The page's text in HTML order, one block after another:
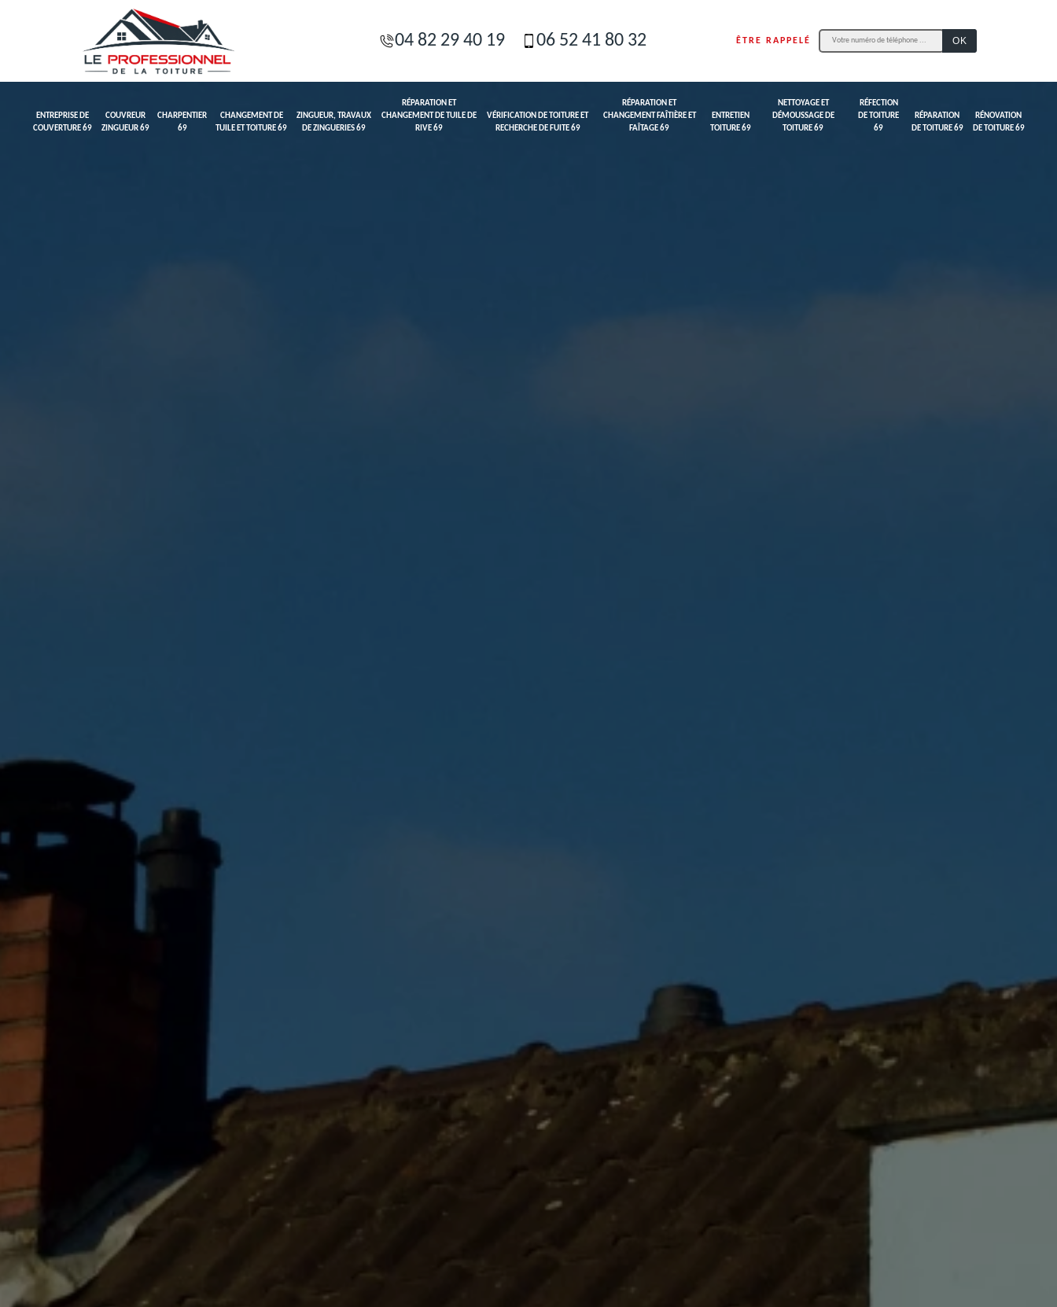
04 82 29 40 19 06 52 41 80 32 ÊTRE RAPPELÉ
ENTREPRISE DE
COUVERTURE 69
COUVREUR
ZINGUEUR 69
CHARPENTIER
69
CHANGEMENT DE
TUILE ET TOITURE 69
ZINGUEUR, TRAVAUX
DE ZINGUERIES 69
RÉPARATION ET
CHANGEMENT DE TUILE DE
RIVE 69
VÉRIFICATION DE TOITURE ET
RECHERCHE DE FUITE 69
RÉPARATION ET
CHANGEMENT FAÎTIÈRE ET
FAÎTAGE 69
ENTRETIEN
TOITURE 69
NETTOYAGE ET
DÉMOUSSAGE DE
TOITURE 69
RÉFECTION
DE TOITURE
69
RÉPARATION
DE TOITURE 69
RÉNOVATION
DE TOITURE 69